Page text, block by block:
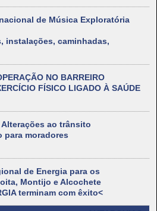
de Música Exploratória
instalações, caminhadas,
NO BARREIRO
FÍSICO LIGADO À SAÚDE
ao trânsito
para moradores
de Energia para os
Montijo e Alcochete
terminam com êxito<